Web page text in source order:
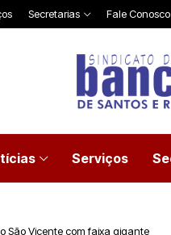
Secretarias Fale Conosco
Serviços
São Vicente com faixa gigante